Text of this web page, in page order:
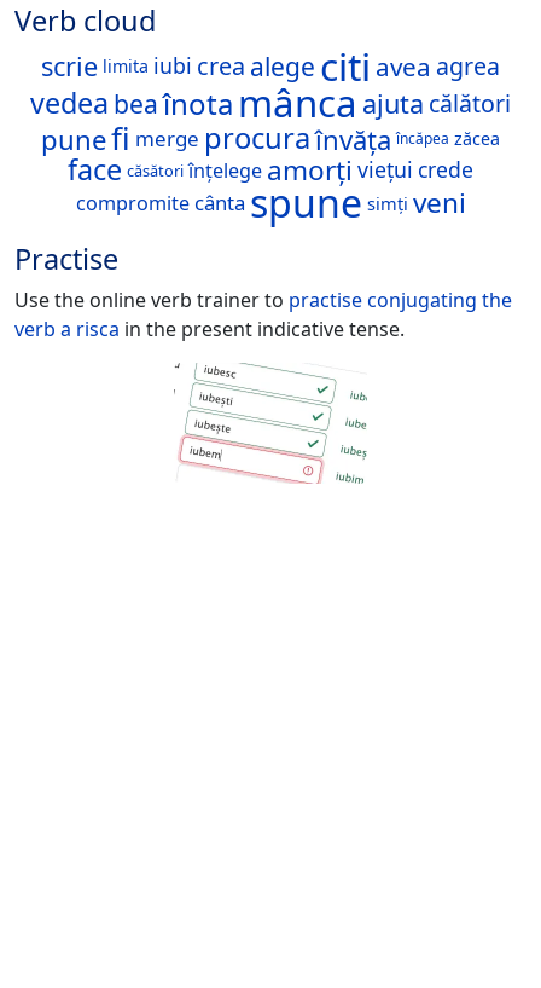
Verb cloud
scrie limita iubi crea alege citi avea agrea
vedea beaînota mânca ajuta călători
punefi merge procuraînvăța încăpea zăcea
face căsători înțelege amorți viețui crede
compromite cânta spune simți veni
Practise
Use the online verb trainer to practise conjugating the
verb a risca in the present indicative tense.